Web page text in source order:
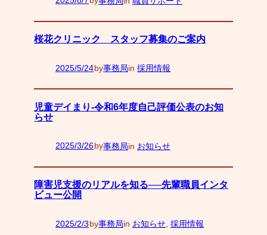
桜花クリニック スタッフ募集のご案内
2025/5/24by事務局in採用情報
児童デイまり-令和6年度自己評価公表のお知
らせ
2025/3/26by事務局in お知らせ
障害児支援のリアルを知る──先輩職員インタ
ビュー公開
2025/2/3by事務局in お知らせ, 採用情報